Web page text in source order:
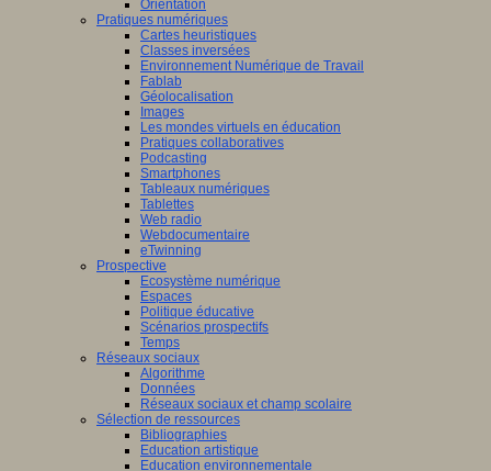
Orientation
Pratiques numériques
Cartes heuristiques
Classes inversées
Environnement Numérique de Travail
Fablab
Géolocalisation
Images
Les mondes virtuels en éducation
Pratiques collaboratives
Podcasting
Smartphones
Tableaux numériques
Tablettes
Web radio
Webdocumentaire
eTwinning
Prospective
Ecosystème numérique
Espaces
Politique éducative
Scénarios prospectifs
Temps
Réseaux sociaux
Algorithme
Données
Réseaux sociaux et champ scolaire
Sélection de ressources
Bibliographies
Education artistique
Education environnementale